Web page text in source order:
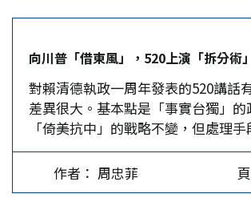
燕均表示「看到賴的路線有在調整」
清德在去年520就強調要「團結台灣
個政黨不可為了政權犧牲國家主權」
「洗滌人心」上也做足功夫，只是台
立場始終分裂對立，成為美西方質
衛決心」的理由之一。賴清德這次
團隊將向在野黨主席進行「重要國安
除想製造尊重在野黨的假象，也想
金會」5月20日公布的最新民調，賴
則在45.7%。 戰略清晰不能選擇死路
接受《財訊》專訪指出，「3月13日
將中國定義為《反滲透法》所指涉的
力』，…讓長期處於戰略模糊的台
從此走向戰略清晰。」確實，體量
對大政治實體時，沒有玩弄模糊空間
越清晰對自己越有利。然而，小實
向川普「借東風」，520上演「拆分
對賴清德執政一周年發表的520講話
差異很大。基本點是「事實台獨」的
「倚美抗中」的戰略不變，但處理
本文從這次520講話背景變化的角度
520受到中美突然接近的衝擊。 尤其
中美在瑞士發表《中美日內瓦經貿會
作者： 周忠菲